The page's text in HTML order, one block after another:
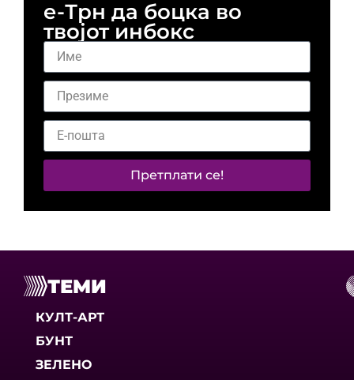
е-Трн да боцка во
твојот инбокс
Претплати се!
ТЕМИ
КУЛТ-АРТ
БУНТ
ЗЕЛЕНО